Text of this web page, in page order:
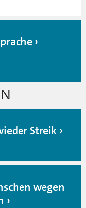
Streik
wegen